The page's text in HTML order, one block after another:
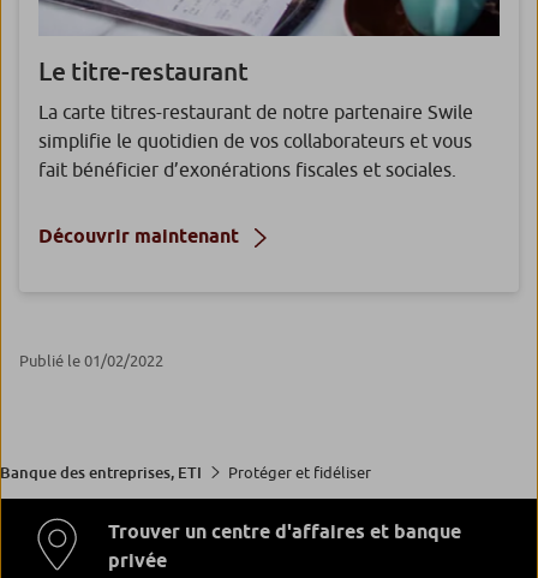
Le titre-restaurant
La carte titres-restaurant de notre partenaire Swile
simplifie le quotidien de vos collaborateurs et vous
fait bénéficier d’exonérations fiscales et sociales.
Découvrir maintenant
Publié le 01/02/2022
Banque des entreprises, ETI Protéger et fidéliser
Trouver un centre d'affaires et banque
privée